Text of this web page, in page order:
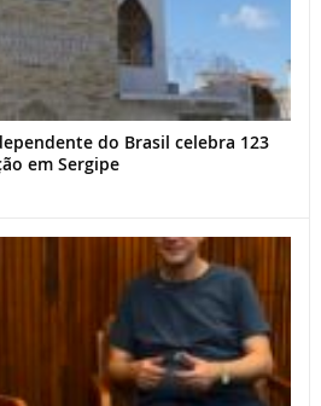
do Brasil celebra 123
em Sergipe